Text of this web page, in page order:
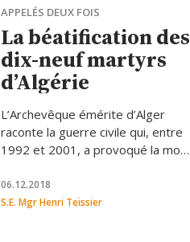
APPELÉS DEUX FOIS
La béatification des
dix-neuf martyrs
d’Algérie
L’Archevêque émérite d’Alger
raconte la guerre civile qui, entre
1992 et 2001, a provoqué la mort
personnes, dont les dix-neuf
prêtres, religieux et religieuses
06.12.2018
S.E. Mgr Henri Teissier